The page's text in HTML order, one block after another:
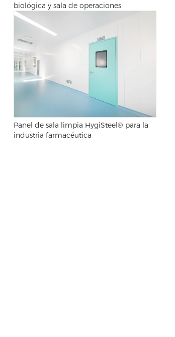
biológica y sala de operaciones
Panel de sala limpia HygiSteel® para la
industria farmacéutica